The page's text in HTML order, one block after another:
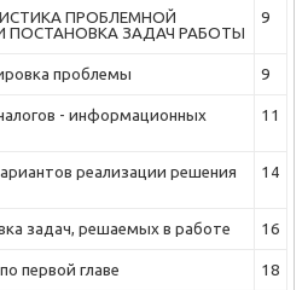
ПРОБЛЕМНОЙ
ПОСТАНОВКА ЗАДАЧ РАБОТЫ
9
проблемы 9
- информационных
11
реализации решения
14
задач, решаемых в работе 16
первой главе 18